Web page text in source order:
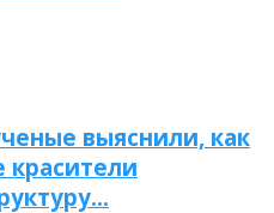
выяснили, как
красители